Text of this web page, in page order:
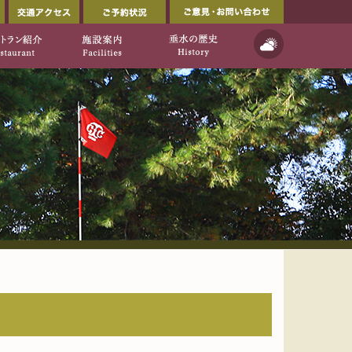
倶楽部公式ウェブサイト」
ト]
ご利用について レストラン紹介 施設案内